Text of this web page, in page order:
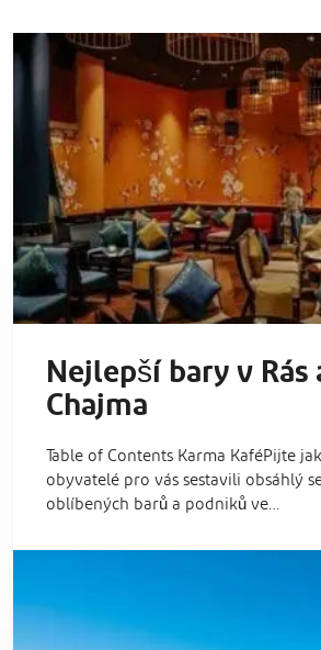
Nejlepší bary v Rás
Chajma
Table of Contents Karma KaféPijte
obyvatelé pro vás sestavili obsáhlý
oblíbených barů a podniků ve…